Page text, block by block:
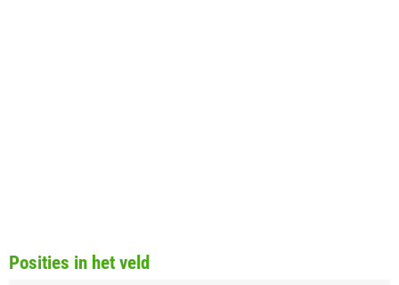
Posities in het veld